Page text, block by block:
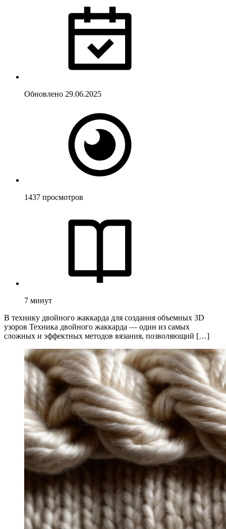
Обновлено 29.06.2025
1437 просмотров
7 минут
В технику двойного жаккарда для создания объемных 3D
узоров Техника двойного жаккарда — один из самых
сложных и эффектных методов вязания, позволяющий […]